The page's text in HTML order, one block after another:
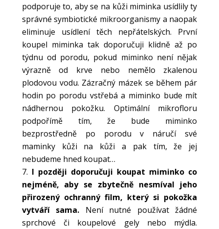
podporuje to, aby se na kůži miminka usídlily ty
správné symbiotické mikroorganismy a naopak
eliminuje usídlení těch nepřátelských. První
koupel miminka tak doporučuji klidně až po
týdnu od porodu, pokud miminko není nějak
výrazně od krve nebo nemělo zkalenou
plodovou vodu. Zázračný mázek se během pár
hodin po porodu vstřebá a miminko bude mít
nádhernou pokožku. Optimální mikrofloru
podpořímě tím, že bude miminko
bezprostředně po porodu v náručí své
maminky kůži na kůži a pak tím, že jej
nebudeme hned koupat…
I později doporučuji koupat miminko co
nejméně, aby se zbytečně nesmíval jeho
přirozený ochranný film, který si pokožka
vytváří sama. Není nutné používat žádné
sprchové či koupelové gely nebo mýdla.